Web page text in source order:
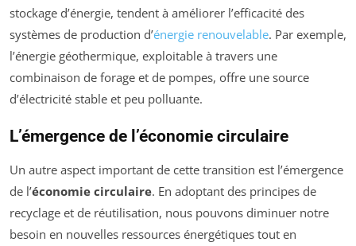
stockage d’énergie, tendent à améliorer l’efficacité des
systèmes de production d’énergie renouvelable. Par exemple,
l’énergie géothermique, exploitable à travers une
combinaison de forage et de pompes, offre une source
d’électricité stable et peu polluante.
L’émergence de l’économie circulaire
Un autre aspect important de cette transition est l’émergence
de l’économie circulaire. En adoptant des principes de
recyclage et de réutilisation, nous pouvons diminuer notre
besoin en nouvelles ressources énergétiques tout en